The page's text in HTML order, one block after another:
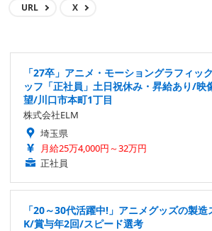
URL X
「27卒」アニメ・モーショングラフィッ
ッフ「正社員」土日祝休み・昇給あり/映
望/川口市本町1丁目
株式会社ELM
埼玉県
月給25万4,000円～32万円
正社員
「20～30代活躍中!」アニメグッズの製
K/賞与年2回/スピード選考